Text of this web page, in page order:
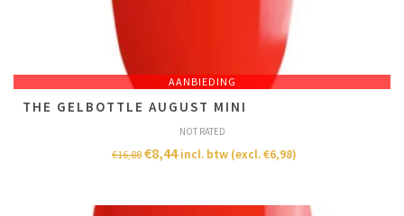
AANBIEDING
THE GELBOTTLE AUGUST MINI
NOT RATED
€16,88 €8,44 incl. btw (excl.€6,98)